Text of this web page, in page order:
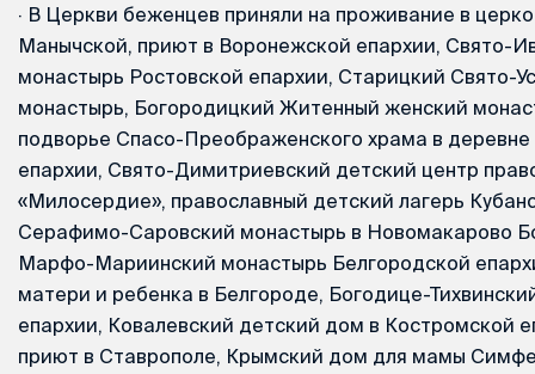
· В Церкви беженцев приняли на проживание в
Манычской, приют в Воронежской епархии, Свято-
монастырь Ростовской епархии, Старицкий Свято-
монастырь, Богородицкий Житенный женский
подворье Спасо-Преображенского храма в
епархии, Свято-Димитриевский детский центр
«Милосердие», православный детский лагерь
Серафимо-Саровский монастырь в Новомакарово
Марфо-Мариинский монастырь Белгородской
матери и ребенка в Белгороде, Богодице-
епархии, Ковалевский детский дом в Костромской
приют в Ставрополе, Крымский дом для мамы